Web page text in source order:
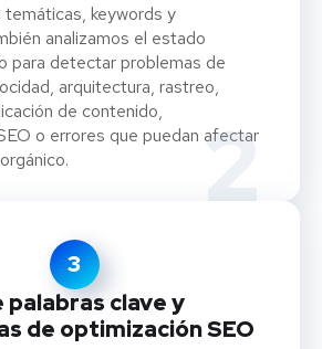
2
temáticas, keywords y
analizamos el estado
para detectar problemas de
arquitectura, rastreo,
de contenido,
o errores que puedan afectar
3
palabras clave y
de optimización SEO